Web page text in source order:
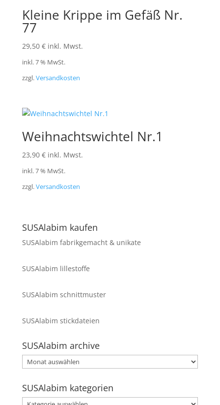
Kleine Krippe im Gefäß Nr.
77
29,50 € inkl. Mwst.
inkl. 7 % MwSt.
zzgl.Versandkosten
Weihnachtswichtel Nr.1
23,90 € inkl. Mwst.
inkl. 7 % MwSt.
zzgl.Versandkosten
SUSAlabim kaufen
SUSAlabim fabrikgemacht & unikate
SUSAlabim lillestoffe
SUSAlabim schnittmuster
SUSAlabim stickdateien
SUSAlabim archive
SUSAlabim
archive
SUSAlabim kategorien
SUSAlabim